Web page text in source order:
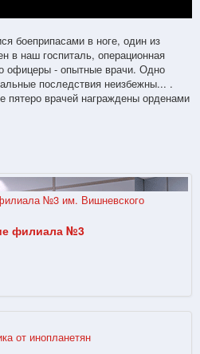
боеприпасами в ноге, один из
в наш госпиталь, операционная
офицеры - опытные врачи. Одно
последствия неизбежны... .
пятеро врачей награждены орденами
филиала №3